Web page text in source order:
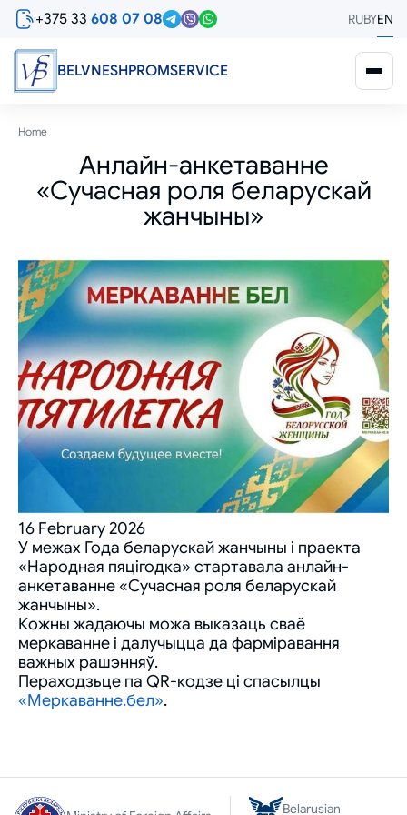
Skip
content
+375 33 608 07 08 RUBYEN
BELVNESHPROMSERVICE
Breadcrumb
Home
Анлайн-анкетаванне
«Сучасная роля беларускай
жанчыны»
16 February 2026
У межах Года беларускай жанчыны і праекта
«Народная пяцігодка» стартавала анлайн-
анкетаванне «Сучасная роля беларускай
жанчыны».
Кожны жадаючы можа выказаць сваё
меркаванне і далучыцца да фарміравання
важных рашэнняў.
Пераходзьце па QR-кодзе ці спасылцы
«Меркаванне.бел».
Belarusian